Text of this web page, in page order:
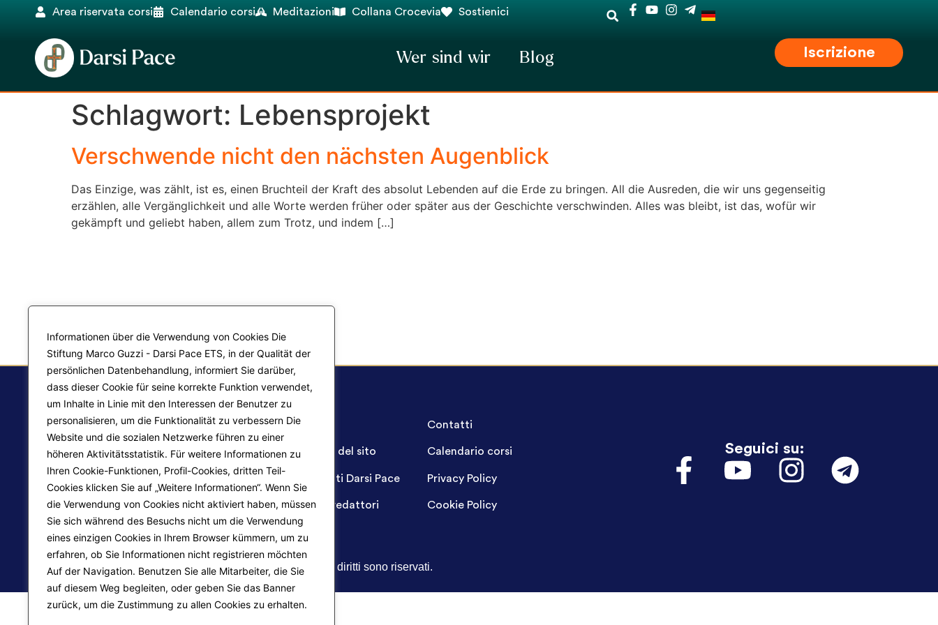
Informationen über die Verwendung von Cookies Die
Stiftung Marco Guzzi - Darsi Pace ETS, in der Qualität der
persönlichen Datenbehandlung, informiert Sie darüber,
dass dieser Cookie für seine korrekte Funktion verwendet,
um Inhalte in Linie mit den Interessen der Benutzer zu
personalisieren, um die Funktionalität zu verbessern Die
Website und die sozialen Netzwerke führen zu einer
höheren Aktivitätsstatistik. Für weitere Informationen zu
Ihren Cookie-Funktionen, Profil-Cookies, dritten Teil-
Cookies klicken Sie auf „Weitere Informationen“. Wenn Sie
die Verwendung von Cookies nicht aktiviert haben, müssen
Sie sich während des Besuchs nicht um die Verwendung
eines einzigen Cookies in Ihrem Browser kümmern, um zu
erfahren, ob Sie Informationen nicht registrieren möchten
Auf der Navigation. Benutzen Sie alle Mitarbeiter, die Sie
auf diesem Weg begleiten, oder geben Sie das Banner
zurück, um die Zustimmung zu allen Cookies zu erhalten.
Area riservata corsi Calendario corsi Meditazioni Collana Crocevia Sostienici
Wer sind wir Blog Iscrizione
Schlagwort: Lebensprojekt
Verschwende nicht den nächsten Augenblick
Das Einzige, was zählt, ist es, einen Bruchteil der Kraft des absolut Lebenden auf die Erde zu bringen. All die Ausreden, die wir uns gegenseitig
erzählen, alle Vergänglichkeit und alle Worte werden früher oder später aus der Geschichte verschwinden. Alles was bleibt, ist das, wofür wir
gekämpft und geliebt haben, allem zum Trotz, und indem […]
Liberazione interiore
Trasformazione del mondo
F.A.Q.
Mappa del sito
Progetti Darsi Pace
Login redattori
Contatti
Calendario corsi
Privacy Policy
Cookie Policy
Seguici su:
© 2026Fondazione Marco Guzzi – Darsi Pace ETS. Tutti i diritti sono riservati.